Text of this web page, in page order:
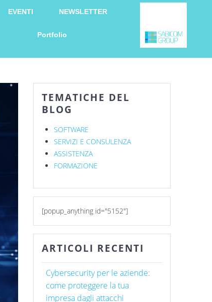
EVENTI NEWSLETTER
Portfolio
TEMATICHE DEL
BLOG
SOFTWARE
SERVIZI E CONSULENZA
ASSISTENZA
FORMAZIONE
[popup_anything id="5152"]
ARTICOLI RECENTI
Cybersecurity per le aziende:
come proteggere la tua
impresa dagli attacchi